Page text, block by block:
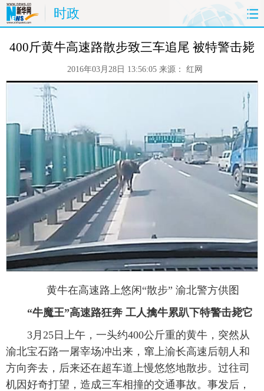
时政
首页 时政 国际 财经
体育 人事
港澳 台湾 华人 汽车
科技 能源 房产 公司
图片 视频 食品
旅游 健康 信息化
金融 公益 军事 无人机
富媒体 摄影 新华广播
新华电视中文 新华电视英文 返回PC
400斤黄牛高速路散步致三车追尾 被特警击毙
2016年03月28日 13:56:05 来源： 红网
黄牛在高速路上悠闲“散步” 渝北警方供图
“牛魔王”高速路狂奔 工人擒牛累趴下特警击毙它
3月25日上午，一头约400公斤重的黄牛，突然从
渝北宝石路一屠宰场冲出来，窜上渝长高速后朝人和
方向奔去，后来还在超车道上慢悠悠地散步。过往司
机因好奇打望，造成三车相撞的交通事故。事发后，